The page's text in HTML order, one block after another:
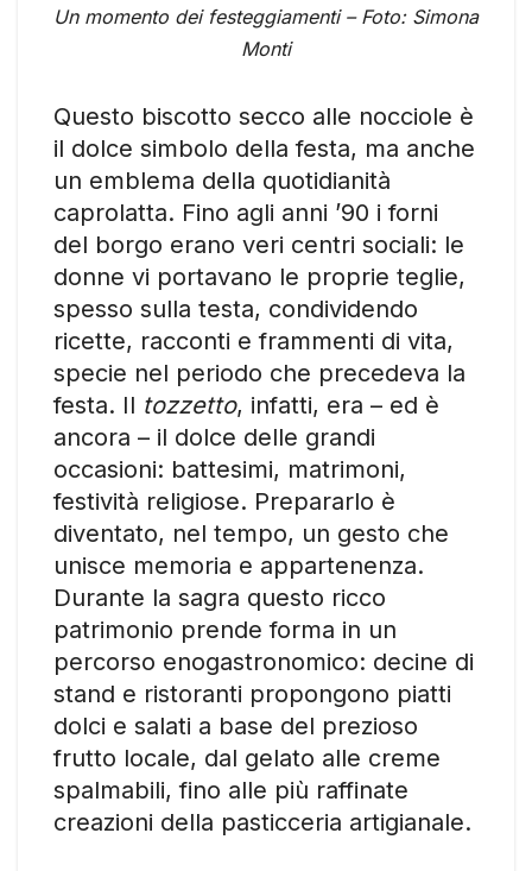
Un momento dei festeggiamenti – Foto: Simona
Monti
Questo biscotto secco alle nocciole è
il dolce simbolo della festa, ma anche
un emblema della quotidianità
caprolatta. Fino agli anni ’90 i forni
del borgo erano veri centri sociali: le
donne vi portavano le proprie teglie,
spesso sulla testa, condividendo
ricette, racconti e frammenti di vita,
specie nel periodo che precedeva la
festa. Il tozzetto, infatti, era – ed è
ancora – il dolce delle grandi
occasioni: battesimi, matrimoni,
festività religiose. Prepararlo è
diventato, nel tempo, un gesto che
unisce memoria e appartenenza.
Durante la sagra questo ricco
patrimonio prende forma in un
percorso enogastronomico: decine di
stand e ristoranti propongono piatti
dolci e salati a base del prezioso
frutto locale, dal gelato alle creme
spalmabili, fino alle più raffinate
creazioni della pasticceria artigianale.